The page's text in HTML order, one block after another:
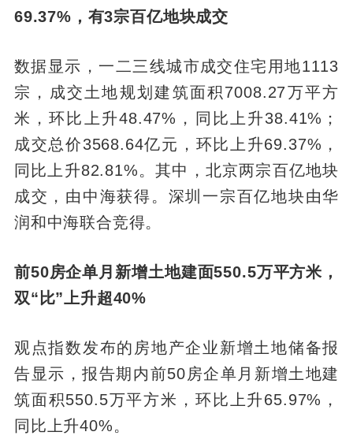
69.37%，有3宗百亿地块成交
数据显示，一二三线城市成交住宅用地1113
宗，成交土地规划建筑面积7008.27万平方
米，环比上升48.47%，同比上升38.41%；
成交总价3568.64亿元，环比上升69.37%，
同比上升82.81%。其中，北京两宗百亿地块
成交，由中海获得。深圳一宗百亿地块由华
润和中海联合竞得。
前50房企单月新增土地建面550.5万平方米，
双“比”上升超40%
观点指数发布的房地产企业新增土地储备报
告显示，报告期内前50房企单月新增土地建
筑面积550.5万平方米，环比上升65.97%，
同比上升40%。